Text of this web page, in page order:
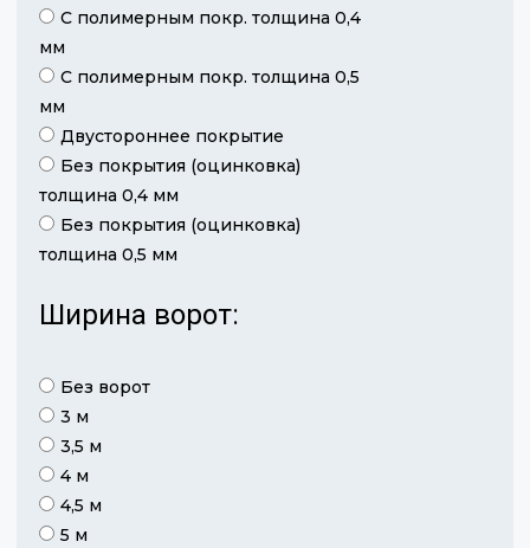
С полимерным покр. толщина 0,4
мм
С полимерным покр. толщина 0,5
мм
Двустороннее покрытие
Без покрытия (оцинковка)
толщина 0,4 мм
Без покрытия (оцинковка)
толщина 0,5 мм
Ширина ворот:
Без ворот
3 м
3,5 м
4 м
4,5 м
5 м